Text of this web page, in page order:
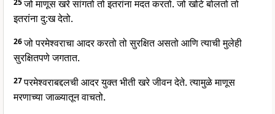
25जो माणूस खरे सांगतो तो इतरांना मदत करतो. जो खोटे बोलतो तो
इतरांना दु:ख देतो.
26जो परमेश्वराचा आदर करतो तो सुरक्षित असतो आणि त्याची मुलेही
सुरक्षितपणे जगतात.
27परमेश्वराबद्दलची आदर युक्त भीती खरे जीवन देते. त्यामुळे माणूस
मरणाच्या जाळ्यातून वाचतो.